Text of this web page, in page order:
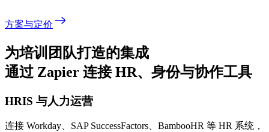
方案与定价
为培训团队打造的集成
通过 Zapier 连接 HR、身份与协作工具
HRIS 与人力运营
连接 Workday、SAP SuccessFactors、BambooHR 等 HR 系统，